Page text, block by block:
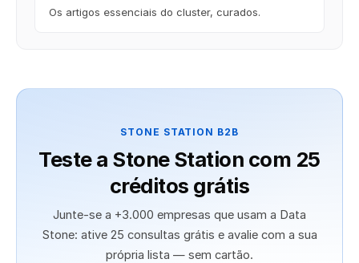
Os artigos essenciais do cluster, curados.
STONE STATION B2B
Teste a Stone Station com 25
créditos grátis
Junte-se a +3.000 empresas que usam a Data
Stone: ative 25 consultas grátis e avalie com a sua
própria lista — sem cartão.